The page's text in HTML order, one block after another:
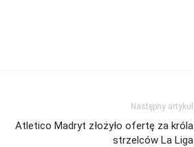
Następny artykuł
Atletico Madryt złożyło ofertę za króla
strzelców La Liga